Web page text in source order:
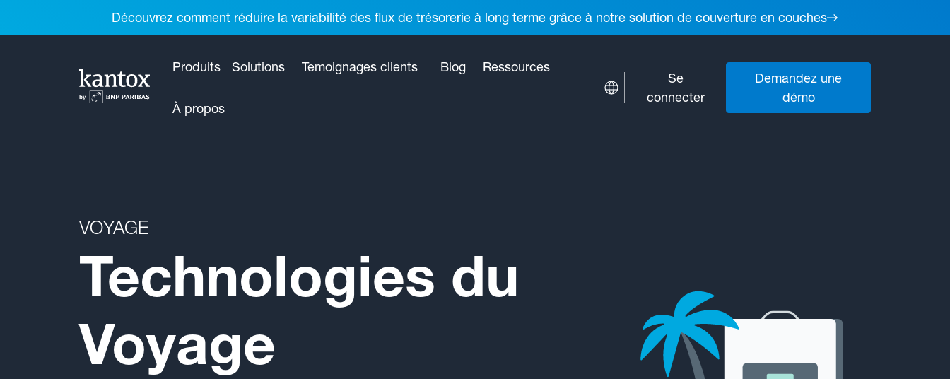
Découvrez comment réduire la variabilité des flux de trésorerie à long terme grâce à notre solution de couverture en couches
Produits Solutions Temoignages clients Blog Ressources
À propos
Se
connecter
Demandez une
démo
VOYAGE
Technologies du
Voyage